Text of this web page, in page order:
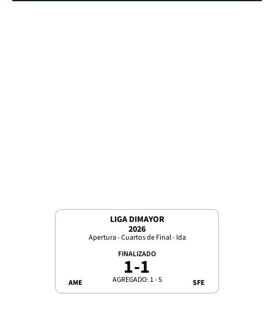
LIGA DIMAYOR
2026
Apertura - Cuartos de Final - Ida
AME
FINALIZADO
1-1
AGREGADO: 1 - 5 SFE